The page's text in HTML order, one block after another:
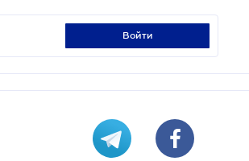
войти